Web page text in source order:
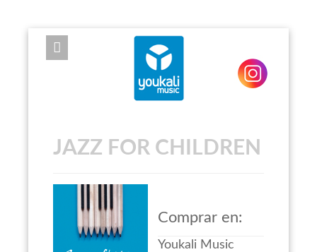
EXPOSE FRAMEWORK FOR JOOMLA 2.5 AND 3.0+
JAZZ FOR CHILDREN
Comprar en:
Youkali Music